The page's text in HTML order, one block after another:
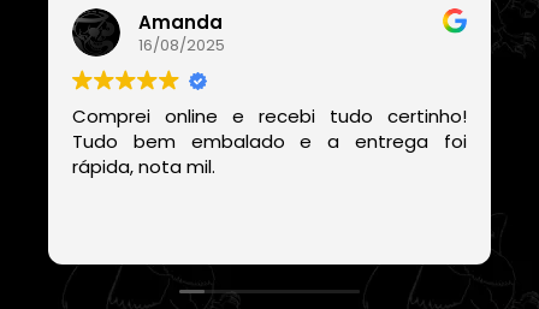
Amanda
16/08/2025
Comprei online e recebi tudo certinho!
Tudo bem embalado e a entrega foi
rápida, nota mil.